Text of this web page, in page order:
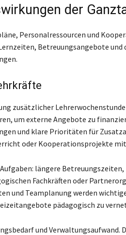
der
Personalressourcen und
Betreuungsangebote und
zusätzlicher
um externe Angebote zu
und klare Prioritäten für
oder Kooperationsprojekte mit
längere
Fachkräften oder
und Teamplanung werden
pädagogisch zu
und Verwaltungsaufwand.